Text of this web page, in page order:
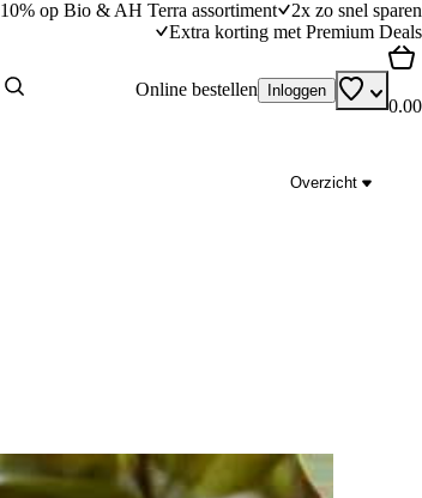
10% op Bio & AH Terra assortiment
2x zo snel sparen
Extra korting met Premium Deals
Online bestellen Inloggen
0.00
Overzicht